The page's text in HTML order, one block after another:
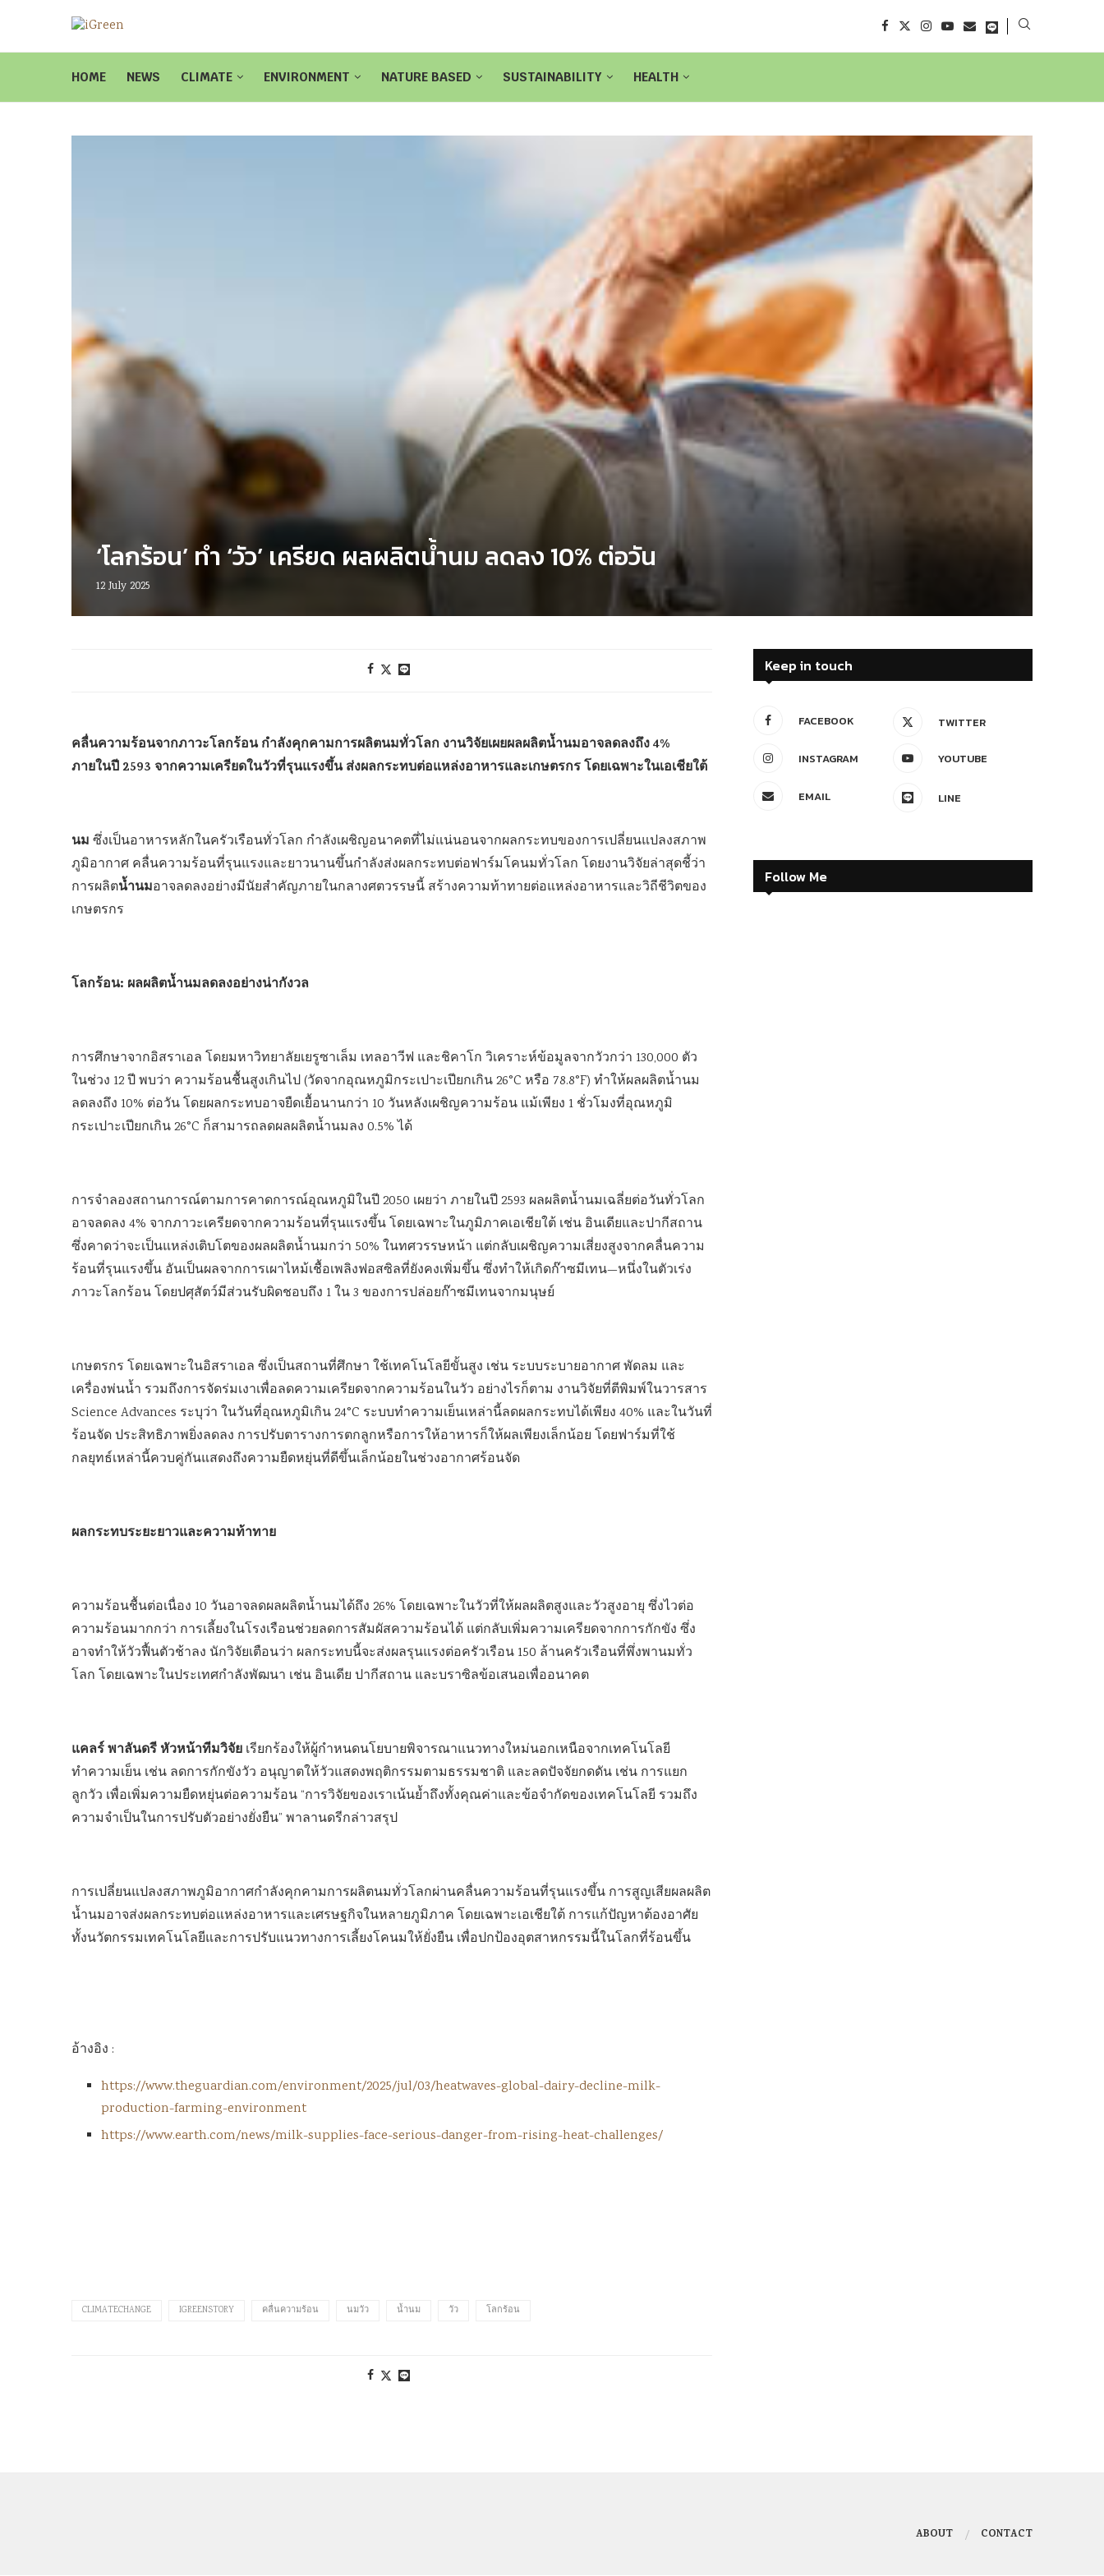
HOME NEWS CLIMATE ENVIRONMENT NATURE BASED SUSTAINABILITY HEALTH
‘โลกร้อน’ ทำ ‘วัว’ เครียด ผลผลิตน้ำนม ลดลง 10% ต่อวัน
12 July 2025
คลื่นความร้อนจากภาวะโลกร้อน กำลังคุกคามการผลิตนมทั่วโลก งานวิจัยเผยผลผลิตน้ำนมอาจลดลงถึง 4%
ภายในปี 2593 จากความเครียดในวัวที่รุนแรงขึ้น ส่งผลกระทบต่อแหล่งอาหารและเกษตรกร โดยเฉพาะในเอเชียใต้
นม ซึ่งเป็นอาหารหลักในครัวเรือนทั่วโลก กำลังเผชิญอนาคตที่ไม่แน่นอนจากผลกระทบของการเปลี่ยนแปลงสภาพ
ภูมิอากาศ คลื่นความร้อนที่รุนแรงและยาวนานขึ้นกำลังส่งผลกระทบต่อฟาร์มโคนมทั่วโลก โดยงานวิจัยล่าสุดชี้ว่า
การผลิตน้ำนมอาจลดลงอย่างมีนัยสำคัญภายในกลางศตวรรษนี้ สร้างความท้าทายต่อแหล่งอาหารและวิถีชีวิตของ
เกษตรกร
โลกร้อน: ผลผลิตน้ำนมลดลงอย่างน่ากังวล
การศึกษาจากอิสราเอล โดยมหาวิทยาลัยเยรูซาเล็ม เทลอาวีฟ และชิคาโก วิเคราะห์ข้อมูลจากวัวกว่า 130,000 ตัว
ในช่วง 12 ปี พบว่า ความร้อนชื้นสูงเกินไป (วัดจากอุณหภูมิกระเปาะเปียกเกิน 26°C หรือ 78.8°F) ทำให้ผลผลิตน้ำนม
ลดลงถึง 10% ต่อวัน โดยผลกระทบอาจยืดเยื้อนานกว่า 10 วันหลังเผชิญความร้อน แม้เพียง 1 ชั่วโมงที่อุณหภูมิ
กระเปาะเปียกเกิน 26°C ก็สามารถลดผลผลิตน้ำนมลง 0.5% ได้
การจำลองสถานการณ์ตามการคาดการณ์อุณหภูมิในปี 2050 เผยว่า ภายในปี 2593 ผลผลิตน้ำนมเฉลี่ยต่อวันทั่วโลก
อาจลดลง 4% จากภาวะเครียดจากความร้อนที่รุนแรงขึ้น โดยเฉพาะในภูมิภาคเอเชียใต้ เช่น อินเดียและปากีสถาน
ซึ่งคาดว่าจะเป็นแหล่งเติบโตของผลผลิตน้ำนมกว่า 50% ในทศวรรษหน้า แต่กลับเผชิญความเสี่ยงสูงจากคลื่นความ
ร้อนที่รุนแรงขึ้น อันเป็นผลจากการเผาไหม้เชื้อเพลิงฟอสซิลที่ยังคงเพิ่มขึ้น ซึ่งทำให้เกิดก๊าซมีเทน—หนึ่งในตัวเร่ง
ภาวะโลกร้อน โดยปศุสัตว์มีส่วนรับผิดชอบถึง 1 ใน 3 ของการปล่อยก๊าซมีเทนจากมนุษย์
เกษตรกร โดยเฉพาะในอิสราเอล ซึ่งเป็นสถานที่ศึกษา ใช้เทคโนโลยีขั้นสูง เช่น ระบบระบายอากาศ พัดลม และ
เครื่องพ่นน้ำ รวมถึงการจัดร่มเงาเพื่อลดความเครียดจากความร้อนในวัว อย่างไรก็ตาม งานวิจัยที่ตีพิมพ์ในวารสาร
Science Advances ระบุว่า ในวันที่อุณหภูมิเกิน 24°C ระบบทำความเย็นเหล่านี้ลดผลกระทบได้เพียง 40% และในวันที่
ร้อนจัด ประสิทธิภาพยิ่งลดลง การปรับตารางการตกลูกหรือการให้อาหารก็ให้ผลเพียงเล็กน้อย โดยฟาร์มที่ใช้
กลยุทธ์เหล่านี้ควบคู่กันแสดงถึงความยืดหยุ่นที่ดีขึ้นเล็กน้อยในช่วงอากาศร้อนจัด
ผลกระทบระยะยาวและความท้าทาย
ความร้อนชื้นต่อเนื่อง 10 วันอาจลดผลผลิตน้ำนมได้ถึง 26% โดยเฉพาะในวัวที่ให้ผลผลิตสูงและวัวสูงอายุ ซึ่งไวต่อ
ความร้อนมากกว่า การเลี้ยงในโรงเรือนช่วยลดการสัมผัสความร้อนได้ แต่กลับเพิ่มความเครียดจากการกักขัง ซึ่ง
อาจทำให้วัวฟื้นตัวช้าลง นักวิจัยเตือนว่า ผลกระทบนี้จะส่งผลรุนแรงต่อครัวเรือน 150 ล้านครัวเรือนที่พึ่งพานมทั่ว
โลก โดยเฉพาะในประเทศกำลังพัฒนา เช่น อินเดีย ปากีสถาน และบราซิลข้อเสนอเพื่ออนาคต
แคลร์ พาลันดรี หัวหน้าทีมวิจัย เรียกร้องให้ผู้กำหนดนโยบายพิจารณาแนวทางใหม่นอกเหนือจากเทคโนโลยี
ทำความเย็น เช่น ลดการกักขังวัว อนุญาตให้วัวแสดงพฤติกรรมตามธรรมชาติ และลดปัจจัยกดดัน เช่น การแยก
ลูกวัว เพื่อเพิ่มความยืดหยุ่นต่อความร้อน “การวิจัยของเราเน้นย้ำถึงทั้งคุณค่าและข้อจำกัดของเทคโนโลยี รวมถึง
ความจำเป็นในการปรับตัวอย่างยั่งยืน” พาลานดรีกล่าวสรุป
การเปลี่ยนแปลงสภาพภูมิอากาศกำลังคุกคามการผลิตนมทั่วโลกผ่านคลื่นความร้อนที่รุนแรงขึ้น การสูญเสียผลผลิต
น้ำนมอาจส่งผลกระทบต่อแหล่งอาหารและเศรษฐกิจในหลายภูมิภาค โดยเฉพาะเอเชียใต้ การแก้ปัญหาต้องอาศัย
ทั้งนวัตกรรมเทคโนโลยีและการปรับแนวทางการเลี้ยงโคนมให้ยั่งยืน เพื่อปกป้องอุตสาหกรรมนี้ในโลกที่ร้อนขึ้น
อ้างอิง :
https://www.theguardian.com/environment/2025/jul/03/heatwaves-global-dairy-decline-milk-
production-farming-environment
https://www.earth.com/news/milk-supplies-face-serious-danger-from-rising-heat-challenges/
CLIMATECHANGE IGREENSTORY คลื่นความร้อน นมวัว น้ำนม วัว โลกร้อน
Keep in touch
FACEBOOK TWITTER
INSTAGRAM YOUTUBE
EMAIL LINE
Follow Me
ABOUT CONTACT